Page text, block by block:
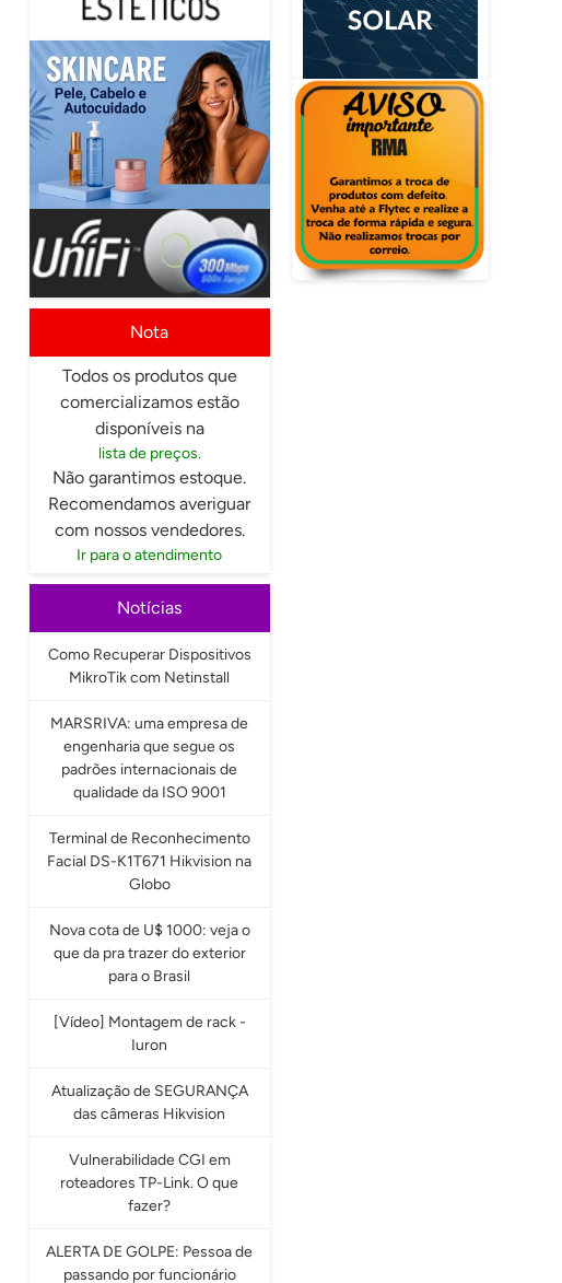
Nota
Todos os produtos que
comercializamos estão
disponíveis na
lista de preços.
Não garantimos estoque.
Recomendamos averiguar
com nossos vendedores.
Ir para o atendimento
Notícias
Como Recuperar Dispositivos
MikroTik com Netinstall
MARSRIVA: uma empresa de
engenharia que segue os
padrões internacionais de
qualidade da ISO 9001
Terminal de Reconhecimento
Facial DS-K1T671 Hikvision na
Globo
Nova cota de U$ 1000: veja o
que da pra trazer do exterior
para o Brasil
[Vídeo] Montagem de rack -
Iuron
Atualização de SEGURANÇA
das câmeras Hikvision
Vulnerabilidade CGI em
roteadores TP-Link. O que
fazer?
ALERTA DE GOLPE: Pessoa de
passando por funcionário